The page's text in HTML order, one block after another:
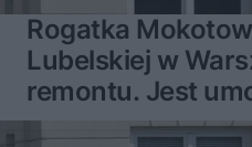
Rogatka
Lubelskiej w
remontu. Jest